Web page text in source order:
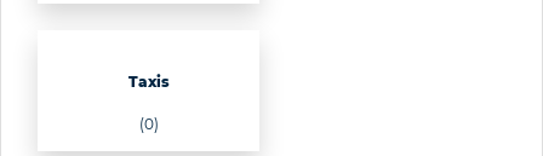
Taxis
(0)